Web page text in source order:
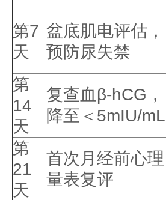
第7
天
盆底肌电评估，
预防尿失禁
第
14
天
复查血β-hCG，
降至＜5mIU/mL
第
21
天
首次月经前心理
量表复评